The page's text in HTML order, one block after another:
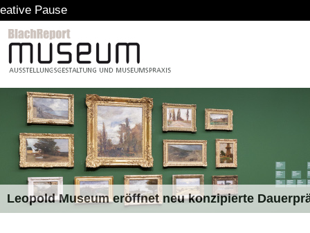
Leopold Museum eröffnet neu konzipierte